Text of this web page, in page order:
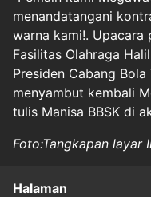
menandatangani
warna kami!. Upacara
Fasilitas Olahraga
Presiden Cabang
menyambut kembali
tulis Manisa BBSK di
Foto:Tangkapan layar
Halaman